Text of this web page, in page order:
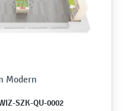
Modern
SZK-QU-0002